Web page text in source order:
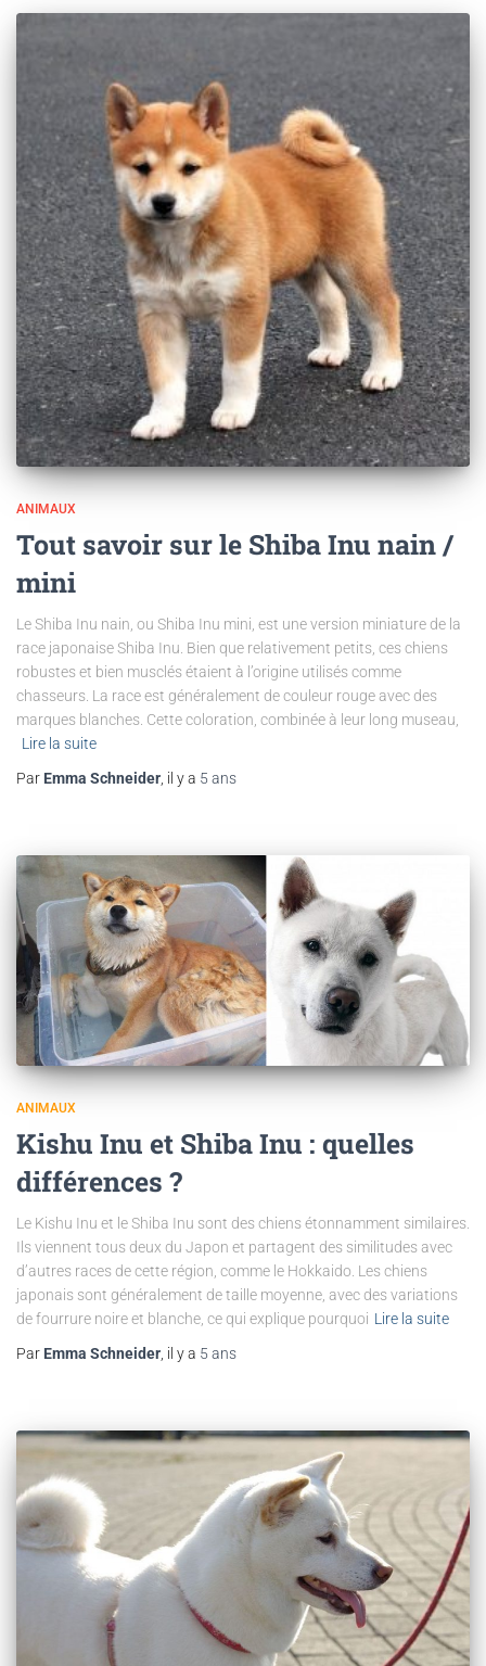
ANIMAUX
Tout savoir sur le Shiba Inu nain /
mini
Le Shiba Inu nain, ou Shiba Inu mini, est une version miniature de la
race japonaise Shiba Inu. Bien que relativement petits, ces chiens
robustes et bien musclés étaient à l’origine utilisés comme
chasseurs. La race est généralement de couleur rouge avec des
marques blanches. Cette coloration, combinée à leur long museau,
Lire la suite
Par Emma Schneider, il y a 5 ans
ANIMAUX
Kishu Inu et Shiba Inu : quelles
différences ?
Le Kishu Inu et le Shiba Inu sont des chiens étonnamment similaires.
Ils viennent tous deux du Japon et partagent des similitudes avec
d’autres races de cette région, comme le Hokkaido. Les chiens
japonais sont généralement de taille moyenne, avec des variations
de fourrure noire et blanche, ce qui explique pourquoi Lire la suite
Par Emma Schneider , il y a 5 ans